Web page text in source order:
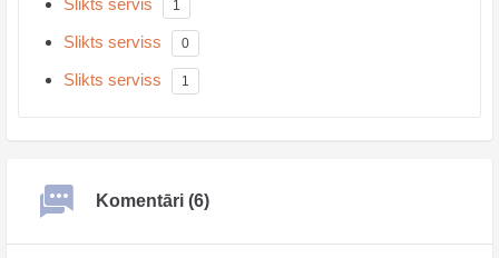
1
Slikts serviss 0
Slikts serviss 1
Komentāri (6)